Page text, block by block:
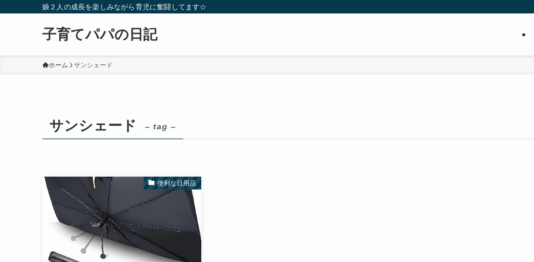
娘２人の成長を楽しみながら育児に奮闘してます☆
子育てパパの日記
ホーム サンシェード
サンシェード – tag –
便利な日用品